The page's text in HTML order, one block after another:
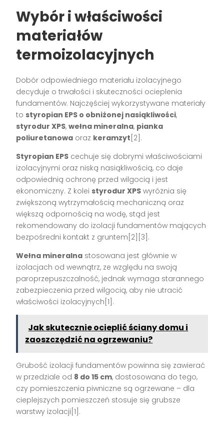
Wybór i właściwości
materiałów
termoizolacyjnych
Dobór odpowiedniego materiału izolacyjnego
decyduje o trwałości i skuteczności ocieplenia
fundamentów. Najczęściej wykorzystywane materiały
to styropian EPS o obniżonej nasiąkliwości,
styrodur XPS,wełna mineralna, pianka
poliuretanowa oraz keramzyt [2].
Styropian EPS cechuje się dobrymi właściwościami
izolacyjnymi oraz niską nasiąkliwością, co daje
odpowiednią ochronę przed wilgocią i jest
ekonomiczny. Z kolei styrodur XPS wyróżnia się
zwiększoną wytrzymałością mechaniczną oraz
większą odpornością na wodę, stąd jest
rekomendowany do izolacji fundamentów mających
bezpośredni kontakt z gruntem[2][3].
Wełna mineralna stosowana jest głównie w
izolacjach od wewnątrz, ze względu na swoją
paroprzepuszczalność, jednak wymaga starannego
zabezpieczenia przed wilgocią, aby nie utracić
właściwości izolacyjnych[1].
Jak skutecznie ocieplić ściany domu i
zaoszczędzić na ogrzewaniu?
Grubość izolacji fundamentów powinna się zawierać
w przedziale od 8 do 15 cm, dostosowana do tego,
czy pomieszczenia piwniczne są ogrzewane – dla
cieplejszych pomieszczeń stosuje się grubsze
warstwy izolacji[1].